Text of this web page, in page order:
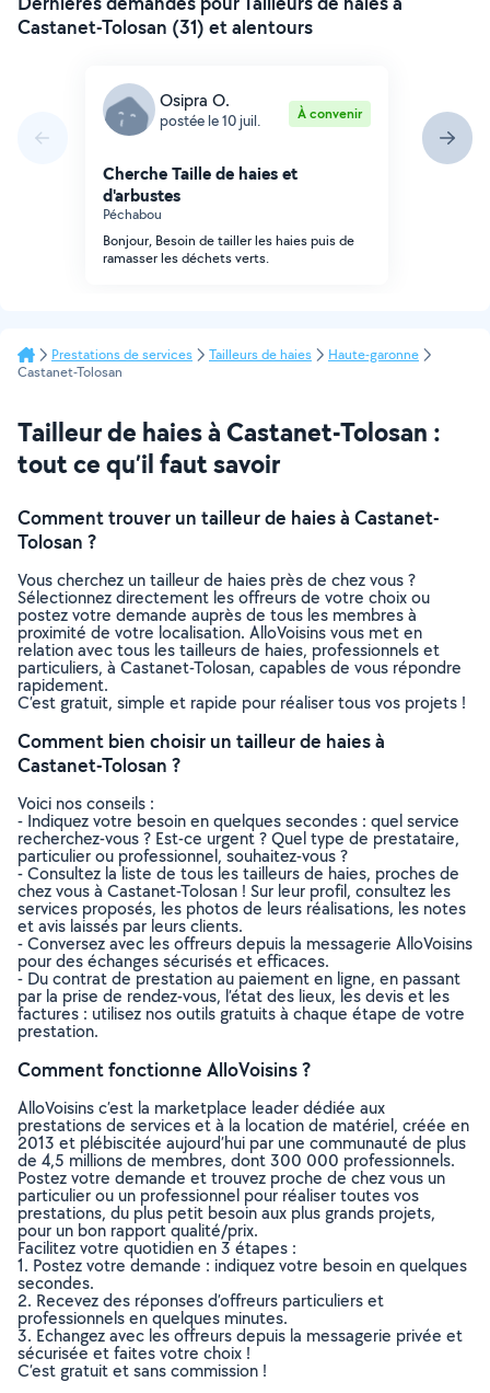
Castanet-Tolosan (31) et alentours
Osipra O.
postée le 10 juil. À convenir
Cherche Taille de haies et
d'arbustes
Péchabou
Bonjour, Besoin de tailler les haies puis de
ramasser les déchets verts.
Prestations de services Tailleurs de haies
Haute-garonne
Castanet-Tolosan
Tailleur de haies à Castanet-Tolosan :
tout ce qu’il faut savoir
Comment trouver un tailleur de haies à Castanet-
Tolosan ?
Vous cherchez un tailleur de haies près de chez vous ?
Sélectionnez directement les offreurs de votre choix ou
postez votre demande auprès de tous les membres à
proximité de votre localisation. AlloVoisins vous met en
relation avec tous les tailleurs de haies, professionnels et
particuliers, à Castanet-Tolosan, capables de vous répondre
rapidement.
C’est gratuit, simple et rapide pour réaliser tous vos projets !
Comment bien choisir un tailleur de haies à
Castanet-Tolosan ?
Voici nos conseils :
- Indiquez votre besoin en quelques secondes : quel service
recherchez-vous ? Est-ce urgent ? Quel type de prestataire,
particulier ou professionnel, souhaitez-vous ?
- Consultez la liste de tous les tailleurs de haies, proches de
chez vous à Castanet-Tolosan ! Sur leur profil, consultez les
services proposés, les photos de leurs réalisations, les notes
et avis laissés par leurs clients.
- Conversez avec les offreurs depuis la messagerie AlloVoisins
pour des échanges sécurisés et efficaces.
- Du contrat de prestation au paiement en ligne, en passant
par la prise de rendez-vous, l’état des lieux, les devis et les
factures : utilisez nos outils gratuits à chaque étape de votre
prestation.
Comment fonctionne AlloVoisins ?
AlloVoisins c’est la marketplace leader dédiée aux
prestations de services et à la location de matériel, créée en
2013 et plébiscitée aujourd’hui par une communauté de plus
de 4,5 millions de membres, dont 300 000 professionnels.
Postez votre demande et trouvez proche de chez vous un
particulier ou un professionnel pour réaliser toutes vos
prestations, du plus petit besoin aux plus grands projets,
pour un bon rapport qualité/prix.
Facilitez votre quotidien en 3 étapes :
1. Postez votre demande : indiquez votre besoin en quelques
secondes.
2. Recevez des réponses d’offreurs particuliers et
professionnels en quelques minutes.
3. Echangez avec les offreurs depuis la messagerie privée et
sécurisée et faites votre choix !
C’est gratuit et sans commission !